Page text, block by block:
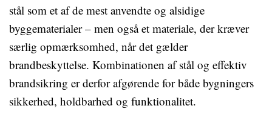
stål som et af de mest anvendte og alsidige
byggematerialer – men også et materiale, der kræver
særlig opmærksomhed, når det gælder
brandbeskyttelse. Kombinationen af stål og effektiv
brandsikring er derfor afgørende for både bygningers
sikkerhed, holdbarhed og funktionalitet.